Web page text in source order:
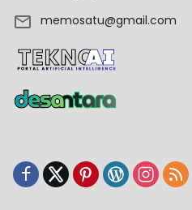
memosatu@gmail.com